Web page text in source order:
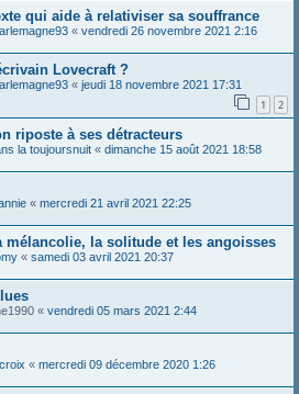
qui aide à relativiser sa souffrance
« vendredi 26 novembre 2021 2:16
Lovecraft ?
« jeudi 18 novembre 2021 17:31
1 2
riposte à ses détracteurs
la toujoursnuit « dimanche 15 août 2021 18:58
« mercredi 21 avril 2021 22:25
mélancolie, la solitude et les angoisses
« samedi 03 avril 2021 20:37
« vendredi 05 mars 2021 2:44
« mercredi 09 décembre 2020 1:26